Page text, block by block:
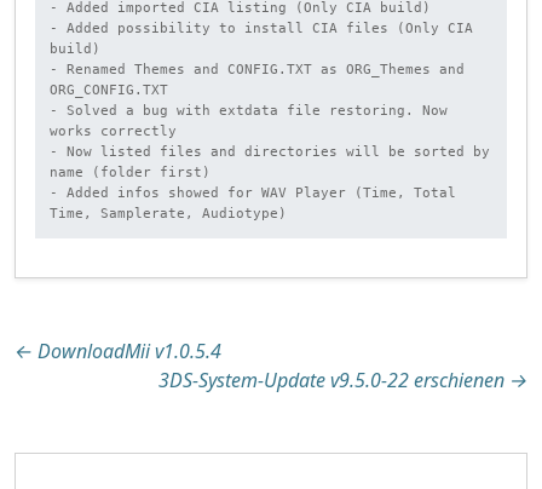
- Added imported CIA listing (Only CIA build)
- Added possibility to install CIA files (Only CIA
build)
- Renamed Themes and CONFIG.TXT as ORG_Themes and
ORG_CONFIG.TXT
- Solved a bug with extdata file restoring. Now
works correctly
- Now listed files and directories will be sorted by
name (folder first)
- Added infos showed for WAV Player (Time, Total
Time, Samplerate, Audiotype)
Beitragsnavigation
← DownloadMii v1.0.5.4
3DS-System-Update v9.5.0-22 erschienen →